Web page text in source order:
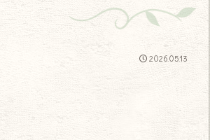
2026.05.13